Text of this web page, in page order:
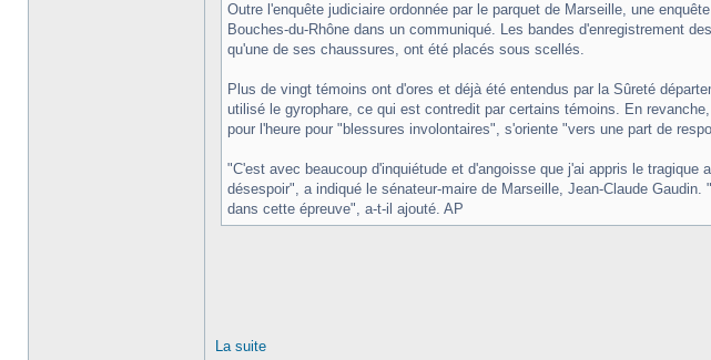
Outre l'enquête judiciaire ordonnée par le parquet de Marseille, une
Bouches-du-Rhône dans un communiqué. Les bandes d'enregistrement
qu'une de ses chaussures, ont été placés sous scellés.
Plus de vingt témoins ont d'ores et déjà été entendus par la Sûreté
utilisé le gyrophare, ce qui est contredit par certains témoins. En
pour l'heure pour "blessures involontaires", s'oriente "vers une part de
"C'est avec beaucoup d'inquiétude et d'angoisse que j'ai appris le
désespoir", a indiqué le sénateur-maire de Marseille, Jean-Claude
dans cette épreuve", a-t-il ajouté. AP
La suite